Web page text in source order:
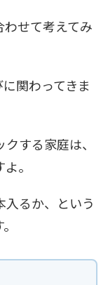
せて考えてみ
関わってきま
する家庭は、
。
入るか、という